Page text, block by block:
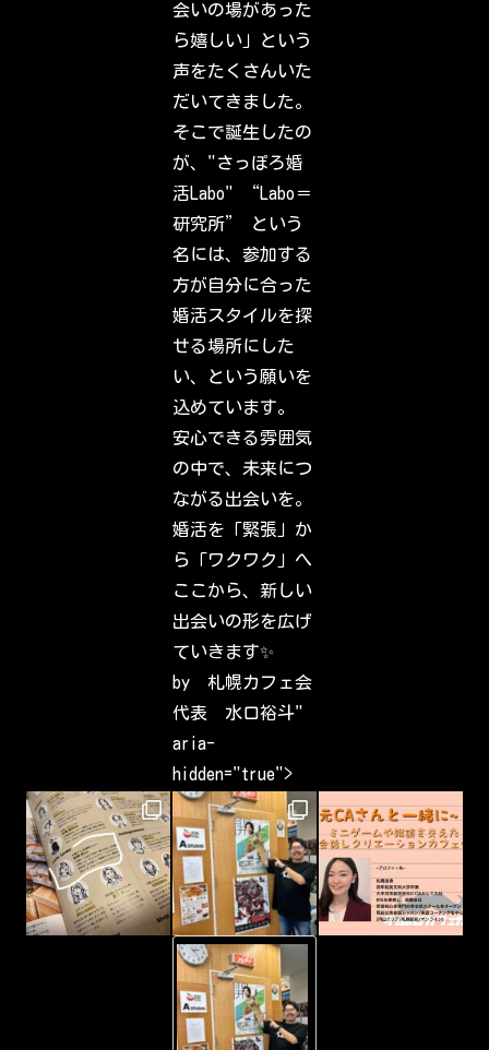
n
i
n
o
c
h
e
c
k
o
u
t
w
h
a
t
o
u
r
f
r
i
e
n
d
,
a
m
i
l
y
&
i
t
e
r
s
t
s
h
a
e
b
e
e
c
a
p
u
r
i
n
g
h
a
i
会いの場があった
ら嬉しい」という
声をたくさんいた
だいてきました。
そこで誕生したの
が、"さっぽろ婚
活Labo" “Labo＝
研究所” という
名には、参加する
方が自分に合った
婚活スタイルを探
せる場所にした
い、という願いを
込めています。
安心できる雰囲気
の中で、未来につ
ながる出会いを。
婚活を「緊張」か
ら「ワクワク」へ
ここから、新しい
出会いの形を広げ
ていきます✨
by 札幌カフェ会
代表 水口裕斗"
aria-
hidden="true">